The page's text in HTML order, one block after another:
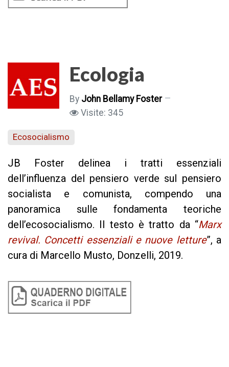
Ecologia
By John Bellamy Foster
Visite: 345
Ecosocialismo
JB Foster delinea i tratti essenziali
dell’influenza del pensiero verde sul pensiero
socialista e comunista, compendo una
panoramica sulle fondamenta teoriche
dell’ecosocialismo. Il testo è tratto da “Marx
revival. Concetti essenziali e nuove letture”, a
cura di Marcello Musto, Donzelli, 2019.